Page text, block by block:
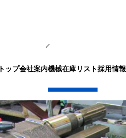
トップ会社案内機械在庫リスト採用情報